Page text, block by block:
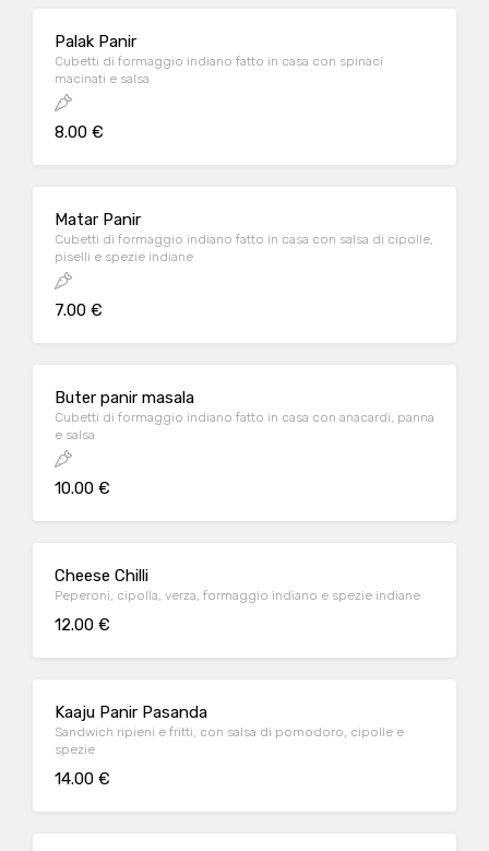
Palak Panir
Cubetti di formaggio indiano fatto in casa con spinaci
macinati e salsa
8.00 €
Matar Panir
Cubetti di formaggio indiano fatto in casa con salsa di cipolle,
piselli e spezie indiane
7.00 €
Buter panir masala
Cubetti di formaggio indiano fatto in casa con anacardi, panna
e salsa
10.00 €
Cheese Chilli
Peperoni, cipolla, verza, formaggio indiano e spezie indiane
12.00 €
Kaaju Panir Pasanda
Sandwich ripieni e fritti, con salsa di pomodoro, cipolle e
spezie
14.00 €